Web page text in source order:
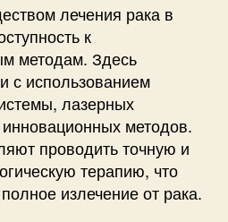
лечения рака в
к
методам. Здесь
с использованием
лазерных
методов.
проводить точную и
терапию, что
излечение от рака.